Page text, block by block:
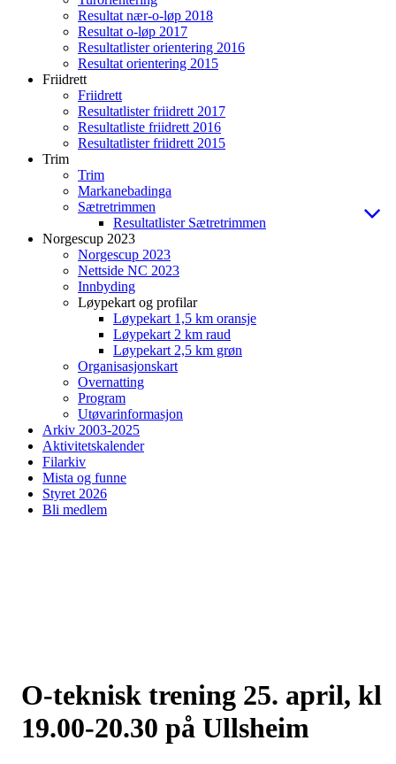
Resultat nær-o-løp 2018
Resultat o-løp 2017
Resultatlister orientering 2016
Resultat orientering 2015
Friidrett
Friidrett
Resultatlister friidrett 2017
Resultatliste friidrett 2016
Resultatlister friidrett 2015
Trim
Trim
Markanebadinga
Sætretrimmen
Resultatlister Sætretrimmen
Norgescup 2023
Norgescup 2023
Nettside NC 2023
Innbyding
Løypekart og profilar
Løypekart 1,5 km oransje
Løypekart 2 km raud
Løypekart 2,5 km grøn
Organisasjonskart
Overnatting
Program
Utøvarinformasjon
Arkiv 2003-2025
Aktivitetskalender
Filarkiv
Mista og funne
Styret 2026
Bli medlem
O-teknisk trening 25. april, kl
19.00-20.30 på Ullsheim